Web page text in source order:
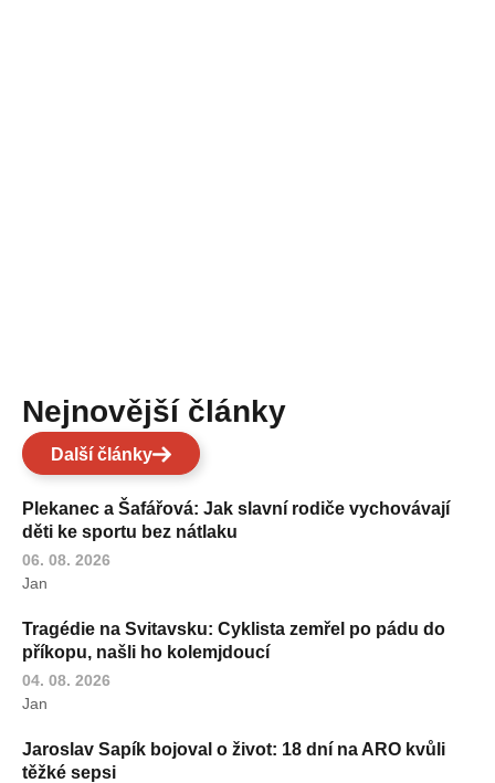
Nejnovější články
Další články
Plekanec a Šafářová: Jak slavní rodiče vychovávají
děti ke sportu bez nátlaku
06. 08. 2026
Jan
Tragédie na Svitavsku: Cyklista zemřel po pádu do
příkopu, našli ho kolemjdoucí
04. 08. 2026
Jan
Jaroslav Sapík bojoval o život: 18 dní na ARO kvůli
těžké sepsi